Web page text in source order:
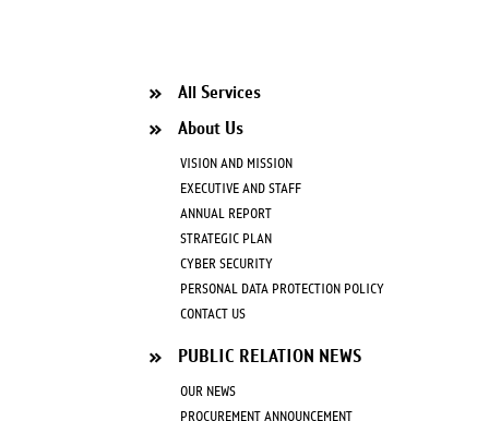
All Services
About Us
VISION AND MISSION
EXECUTIVE AND STAFF
ANNUAL REPORT
STRATEGIC PLAN
CYBER SECURITY
PERSONAL DATA PROTECTION POLICY
CONTACT US
PUBLIC RELATION NEWS
OUR NEWS
PROCUREMENT ANNOUNCEMENT